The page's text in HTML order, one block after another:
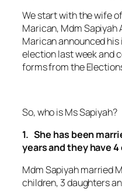
We start with the wife
Marican, Mdm Sapiyah
Marican announced
election last week and
forms from the
So, who is Ms Sapiyah?
1. She has been
years and they have
Mdm Sapiyah married
children, 3 daughters